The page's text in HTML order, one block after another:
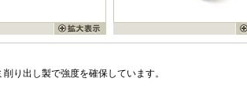
り出し製で強度を確保しています。